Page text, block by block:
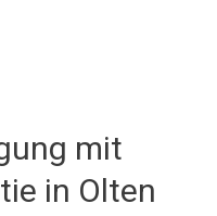
mit
in Olten